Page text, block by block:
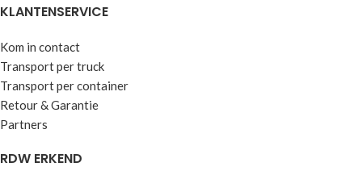
KLANTENSERVICE
Kom in contact
Transport per truck
Transport per container
Retour & Garantie
Partners
RDW ERKEND